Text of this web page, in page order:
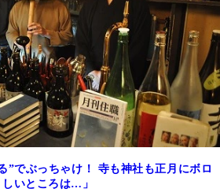
”でぶっちゃけ！ 寺も神社も正月にボロ
いところは…」